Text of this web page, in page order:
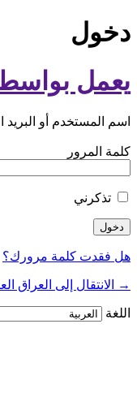
دخول
يعمل
اسم المستخدم أو البريد
كلمة المرور
تذكرني
هل فقدت كلمة مرورك؟
→ الانتقال إلى العراق
اللغة